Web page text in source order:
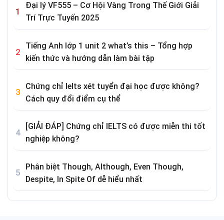
Đại lý VF555 – Cơ Hội Vàng Trong Thế Giới Giải
Trí Trực Tuyến 2025
Tiếng Anh lớp 1 unit 2 what’s this – Tổng hợp
kiến thức và hướng dẫn làm bài tập
Chứng chỉ Ielts xét tuyển đại học được không?
Cách quy đổi điểm cụ thể
[GIẢI ĐÁP] Chứng chỉ IELTS có được miễn thi tốt
nghiệp không?
Phân biệt Though, Although, Even Though,
Despite, In Spite Of dễ hiểu nhất